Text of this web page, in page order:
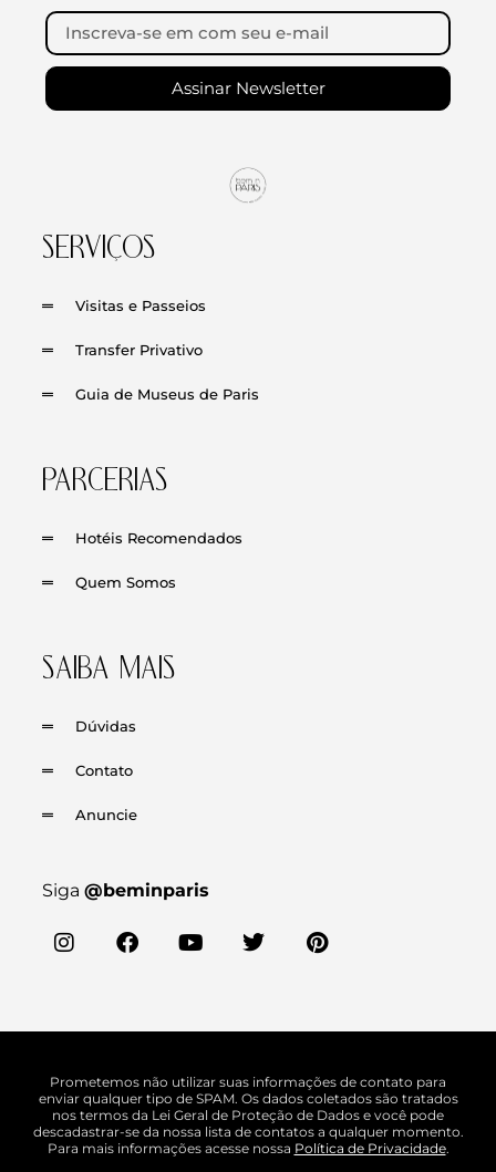
Assinar Newsletter
SERVIÇOS
Visitas e Passeios
Transfer Privativo
Guia de Museus de Paris
PARCERIAS
Hotéis Recomendados
Quem Somos
SAIBA MAIS
Dúvidas
Contato
Anuncie
Siga @beminparis
Prometemos não utilizar suas informações de contato para
enviar qualquer tipo de SPAM. Os dados coletados são tratados
nos termos da Lei Geral de Proteção de Dados e você pode
descadastrar-se da nossa lista de contatos a qualquer momento.
Para mais informações acesse nossa Política de Privacidade.